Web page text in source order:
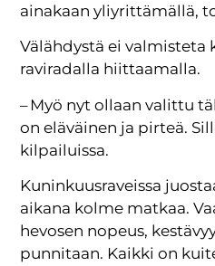
ainakaan yliyrittämällä,
Välähdystä ei valmisteta
raviradalla hiittaamalla.
– Myö nyt ollaan valittu
on eläväinen ja pirteä.
kilpailuissa.
Kuninkuusraveissa
aikana kolme matkaa.
hevosen nopeus,
punnitaan. Kaikki on